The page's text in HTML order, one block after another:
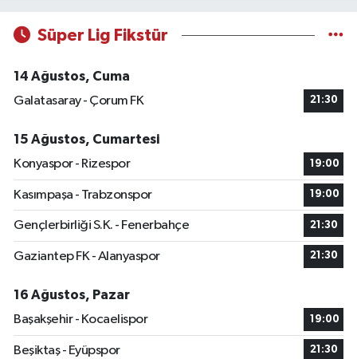
Süper Lig Fikstür
14 Ağustos, Cuma
Galatasaray - Çorum FK
21:30
15 Ağustos, Cumartesi
Konyaspor - Rizespor
19:00
Kasımpaşa - Trabzonspor 19:00
Gençlerbirliği S.K. - Fenerbahçe 21:30
Gaziantep FK - Alanyaspor 21:30
16 Ağustos, Pazar
Başakşehir - Kocaelispor
19:00
Beşiktaş - Eyüpspor 21:30